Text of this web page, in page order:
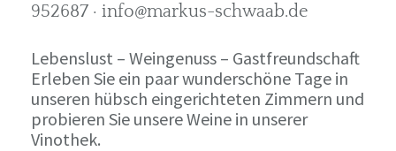
952687 · info@markus-schwaab.de
Lebenslust – Weingenuss – Gastfreundschaft
Erleben Sie ein paar wunderschöne Tage in
unseren hübsch eingerichteten Zimmern und
probieren Sie unsere Weine in unserer
Vinothek.